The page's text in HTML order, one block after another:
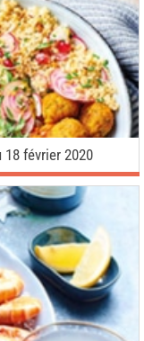
18 février 2020